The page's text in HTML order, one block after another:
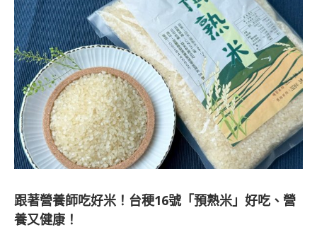
跟著營養師吃好米！台稉16號「預熟米」好吃、營
養又健康！